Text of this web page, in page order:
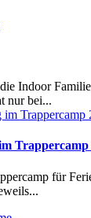
Indoor
nur bei...
Trappercamp
für